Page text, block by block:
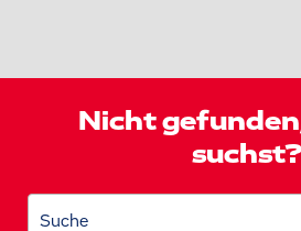
Nicht
suchst?
Suche